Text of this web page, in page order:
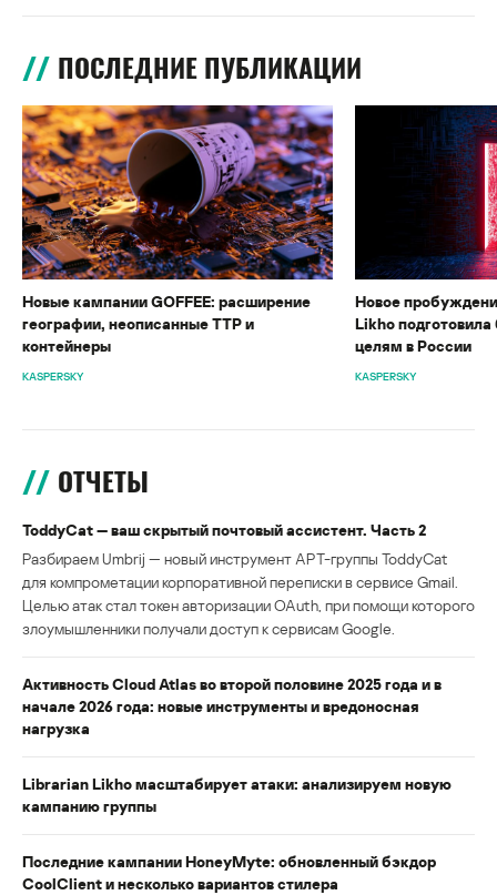
ПОСЛЕДНИЕ ПУБЛИКАЦИИ
Новые кампании GOFFEE: расширение
географии, неописанные TTP и
контейнеры
KASPERSKY
Новое
Likho
целям в России
KASPERSKY
ОТЧЕТЫ
ToddyCat — ваш скрытый почтовый ассистент. Часть 2
Разбираем Umbrij — новый инструмент APT-группы ToddyCat
для компрометации корпоративной переписки в сервисе Gmail.
Целью атак стал токен авторизации OAuth, при помощи которого
злоумышленники получали доступ к сервисам Google.
Активность Cloud Atlas во второй половине 2025 года и в
начале 2026 года: новые инструменты и вредоносная
нагрузка
Librarian Likho масштабирует атаки: анализируем новую
кампанию группы
Последние кампании HoneyMyte: обновленный бэкдор
CoolClient и несколько вариантов стилера